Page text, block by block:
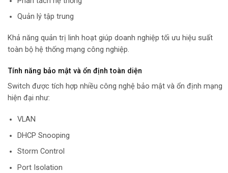
Quản lý tập trung
Khả năng quản trị linh hoạt giúp doanh nghiệp tối ưu hiệu suất
toàn bộ hệ thống mạng công nghiệp.
Tính năng bảo mật và ổn định toàn diện
Switch được tích hợp nhiều công nghệ bảo mật và ổn định mạng
hiện đại như:
VLAN
DHCP Snooping
Storm Control
Port Isolation